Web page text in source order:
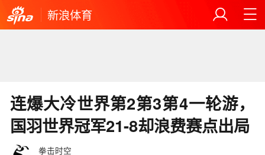
新浪体育
连爆大冷世界第2第3第4一轮游，
国羽世界冠军21-8却浪费赛点出局
拳击时空